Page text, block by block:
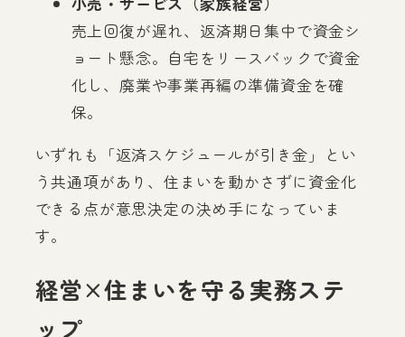
売上回復が遅れ、返済期日集中で資金シ
ョート懸念。自宅をリースバックで資金
化し、廃業や事業再編の準備資金を確
保。
いずれも「返済スケジュールが引き金」とい
う共通項があり、住まいを動かさずに資金化
できる点が意思決定の決め手になっていま
す。
経営×住まいを守る実務ステ
ップ